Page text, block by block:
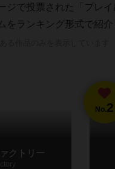
ジで投票された「プレイ
をランキング形式で紹介
クトリー
No.2